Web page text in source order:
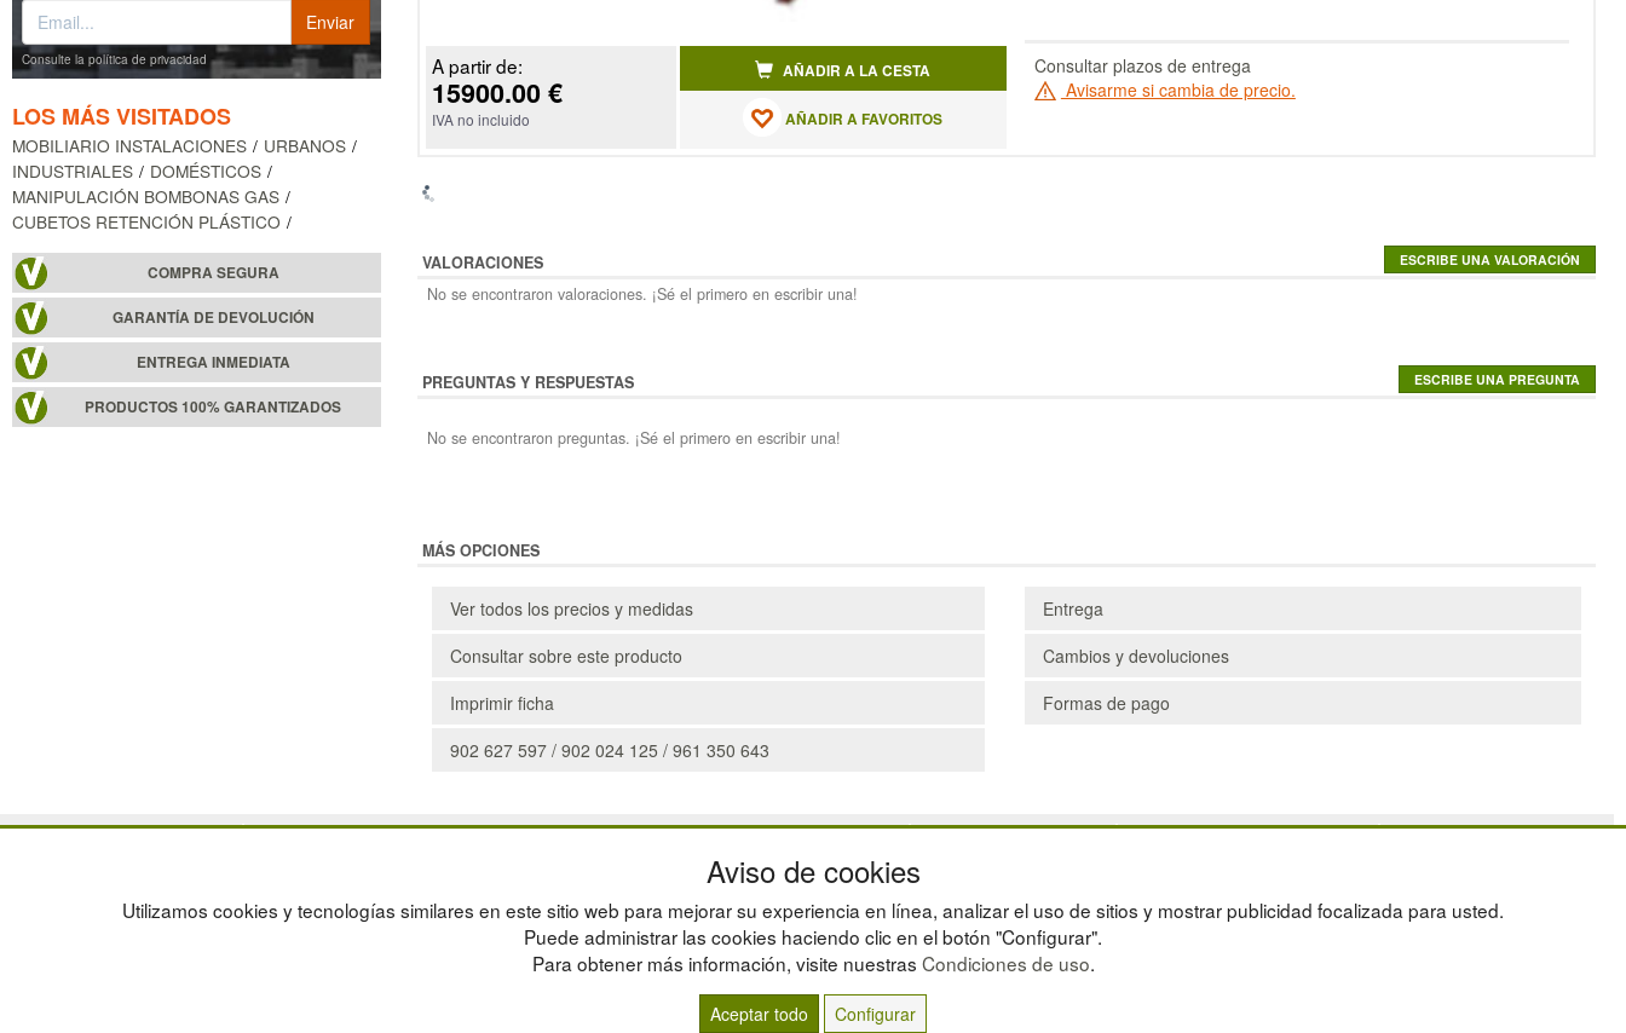
Consulte la política de privacidad
LOS MÁS VISITADOS
MOBILIARIO INSTALACIONES
URBANOS
INDUSTRIALES
DOMÉSTICOS
MANIPULACIÓN BOMBONAS GAS
CUBETOS RETENCIÓN PLÁSTICO
COMPRA SEGURA
GARANTÍA DE DEVOLUCIÓN
ENTREGA INMEDIATA
PRODUCTOS 100% GARANTIZADOS
A partir de:
15900.00 €
IVA no incluido
AÑADIR A LA CESTA
AÑADIR A FAVORITOS
Consultar plazos de entrega
Avisarme si cambia de precio.
VALORACIONES
No se encontraron valoraciones. ¡Sé el primero en escribir una!
PREGUNTAS Y RESPUESTAS
No se encontraron preguntas. ¡Sé el primero en escribir una!
MÁS OPCIONES
Ver todos los precios y medidas
Consultar sobre este producto
Imprimir ficha
902 627 597 / 902 024 125 / 961 350 643
Entrega
Cambios y devoluciones
Formas de pago
CAMBIOS Y DEVOLUCIONES
INGRESA A TU CUENTA
MANUTENCIÓN
GESTIÓN DE RESIDUOS
LIQUIDACIÓN Y SOBRANTES
LOTES DE NAVIDAD
PALETS DE PLÁSTICO
© residuos.com - Todos los derechos reservados
Aviso de cookies
Utilizamos cookies y tecnologías similares en este sitio web para mejorar su experiencia en línea, analizar el uso de sitios y mostrar publicidad focalizada para usted.
Puede administrar las cookies haciendo clic en el botón "Configurar".
Para obtener más información, visite nuestras Condiciones de uso.
Aceptar todo Configurar